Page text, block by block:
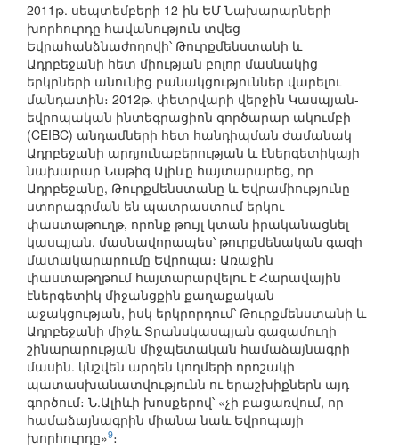
2011թ. սեպտեմբերի 12-ին ԵՄ Նախարարների
խորհուրդը հավանություն տվեց
Եվրահանձնաժողովի՝ Թուրքմենստանի և
Ադրբեջանի հետ միության բոլոր մասնակից
երկրների անունից բանակցություններ վարելու
մանդատին։ 2012թ. փետրվարի վերջին Կասպյան-
եվրոպական ինտեգրացիոն գործարար ակումբի
(CEIBC) անդամների հետ հանդիպման ժամանակ
Ադրբեջանի արդյունաբերության և էներգետիկայի
նախարար Նաթիգ Ալիևը հայտարարեց, որ
Ադրբեջանը, Թուրքմենստանը և Եվրամիությունը
ստորագրման են պատրաստում երկու
փաստաթուղթ, որոնք թույլ կտան իրականացնել
կասպյան, մասնավորապես՝ թուրքմենական գազի
մատակարարումը Եվրոպա։ Առաջին
փաստաթղթում հայտարարվելու է Հարավային
էներգետիկ միջանցքին քաղաքական
աջակցության, իսկ երկրորդում՝ Թուրքմենստանի և
Ադրբեջանի միջև Տրանսկասպյան գազամուղի
շինարարության միջպետական համաձայնագրի
մասին. կնշվեն արդեն կողմերի որոշակի
պատասխանատվությունն ու երաշխիքներն այդ
գործում։ Ն.Ալիևի խոսքերով՝ «չի բացառվում, որ
համաձայնագրին միանա նաև Եվրոպայի
խորհուրդը»9։